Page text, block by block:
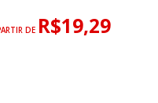
DE R$19,29